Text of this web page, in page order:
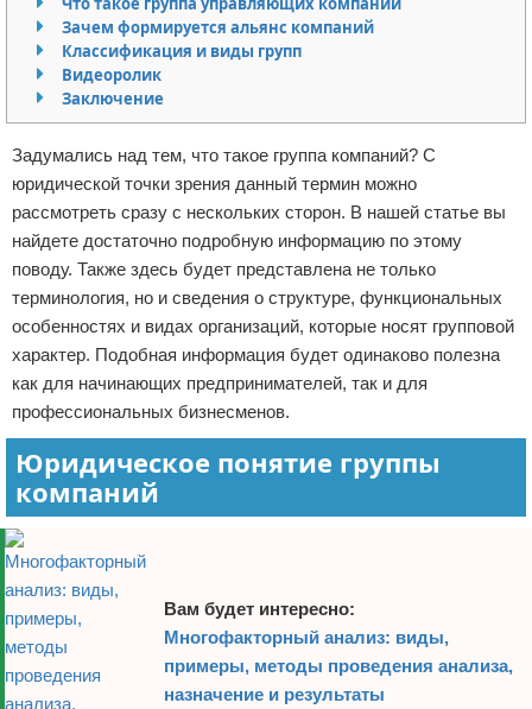
Начало бизнеса
Обзоры услуг
Деловое общение
Менеджмент
Отказ от ответственности
Зачем формируется альянс компаний
Классификация и виды групп
Видеоролик
Заключение
Задумались над тем, что такое группа компаний? С
юридической точки зрения данный термин можно
рассмотреть сразу с нескольких сторон. В нашей статье вы
найдете достаточно подробную информацию по этому
поводу. Также здесь будет представлена не только
терминология, но и сведения о структуре, функциональных
особенностях и видах организаций, которые носят групповой
характер. Подобная информация будет одинаково полезна
как для начинающих предпринимателей, так и для
профессиональных бизнесменов.
Юридическое понятие группы
компаний
Вам будет интересно:
Многофакторный анализ: виды,
примеры, методы проведения анализа,
назначение и результаты